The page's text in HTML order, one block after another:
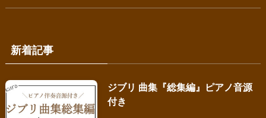
新着記事
ジブリ 曲集『総集編』ピアノ音源
付き